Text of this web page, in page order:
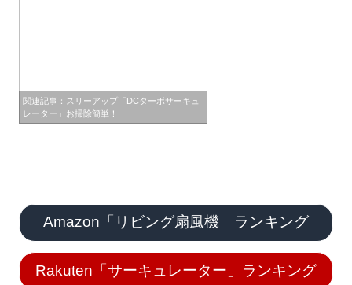
関連記事：スリーアップ「DCターボサーキュ
レーター」お掃除簡単！
Amazon「リビング扇風機」ランキング
Rakuten「サーキュレーター」ランキング